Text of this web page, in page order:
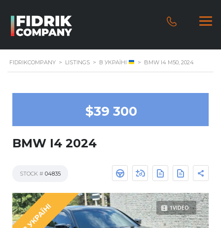
FIDRIKCOMPANY > LISTINGS > В УКРАЇНІ > BMW I4 M50, 2024
$39 300
BMW I4 2024
STOCK # 04835
1VIDEO
В УКРАЇНІ